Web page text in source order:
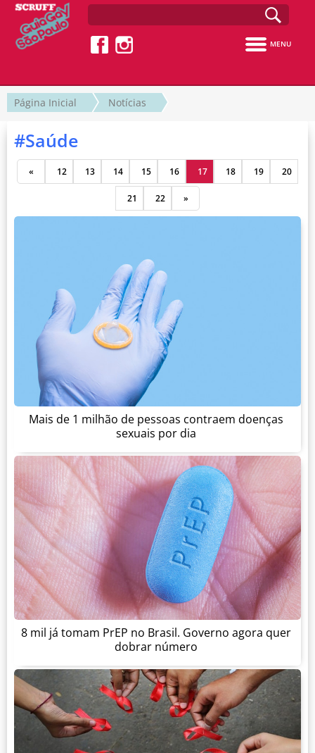
MENU
Página Inicial Notícias
#Saúde
Mais de 1 milhão de pessoas contraem doenças
sexuais por dia
8 mil já tomam PrEP no Brasil. Governo agora quer
dobrar número
« 12 13 14 15 16 17 18 19 20
21 22 »